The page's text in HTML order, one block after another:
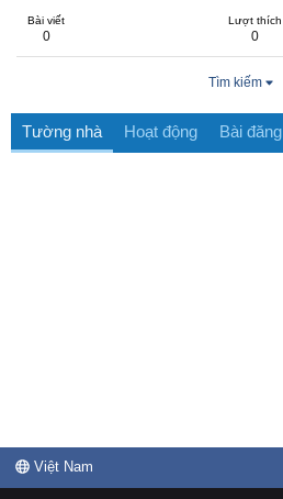
Bài viết
0
Lượt thích
0
Tìm kiếm
Tường nhà Hoạt động Bài đăng
Việt Nam